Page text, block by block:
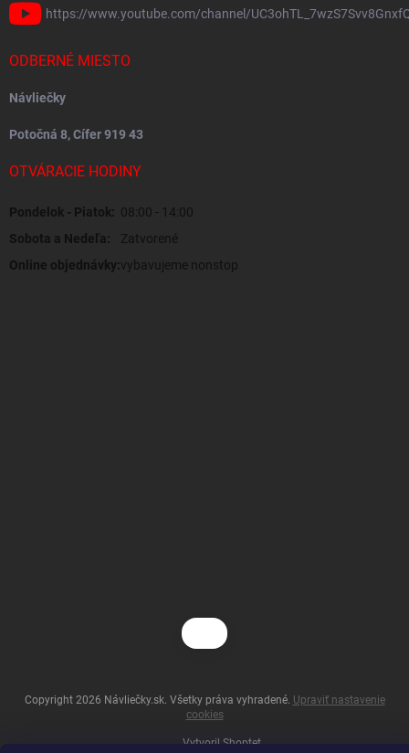
https://www.youtube.com/channel/
ODBERNÉ MIESTO
Návliečky
Potočná 8, Cífer 919 43
OTVÁRACIE HODINY
Pondelok - Piatok: 08:00 - 14:00
Sobota a Nedeľa:
Zatvorené
Online objednávky:vybavujeme nonstop
Vytvoril Shoptet
Copyright 2026 Návliečky.sk. Všetky práva vyhradené. Upraviť nastavenie
cookies